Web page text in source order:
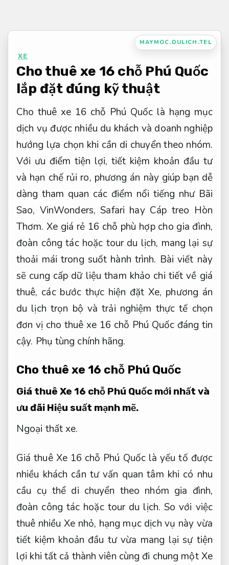
dung
MAYMOC.DULICH.TEL
XE
Cho thuê xe 16 chỗ Phú Quốc
lắp đặt đúng kỹ thuật
Cho thuê xe 16 chỗ Phú Quốc là hạng mục
dịch vụ được nhiều du khách và doanh nghiệp
hướng lựa chọn khi cần di chuyển theo nhóm.
Với ưu điểm tiện lợi, tiết kiệm khoản đầu tư
và hạn chế rủi ro, phương án này giúp bạn dễ
dàng tham quan các điểm nổi tiếng như Bãi
Sao, VinWonders, Safari hay Cáp treo Hòn
Thơm. Xe giá rẻ 16 chỗ phù hợp cho gia đình,
đoàn công tác hoặc tour du lịch, mang lại sự
thoải mái trong suốt hành trình. Bài viết này
sẽ cung cấp dữ liệu tham khảo chi tiết về giá
thuê, các bước thực hiện đặt Xe, phương án
du lịch trọn bộ và trải nghiệm thực tế chọn
đơn vị cho thuê xe 16 chỗ Phú Quốc đáng tin
cậy. Phụ tùng chính hãng.
Cho thuê xe 16 chỗ Phú Quốc
Giá thuê Xe 16 chỗ Phú Quốc mới nhất và
ưu đãi Hiệu suất mạnh mẽ.
Ngoại thất xe.
Giá thuê Xe 16 chỗ Phú Quốc là yếu tố được
nhiều khách cần tư vấn quan tâm khi có nhu
cầu cụ thể di chuyển theo nhóm gia đình,
đoàn công tác hoặc tour du lịch. So với việc
thuê nhiều Xe nhỏ, hạng mục dịch vụ này vừa
tiết kiệm khoản đầu tư vừa mang lại sự tiện
lợi khi tất cả thành viên cùng đi chung một Xe